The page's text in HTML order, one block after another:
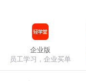
企业版
员工学习，企业买单